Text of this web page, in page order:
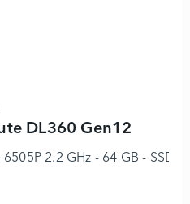
DL360 Gen12
2.2 GHz - 64 GB - SSD 2